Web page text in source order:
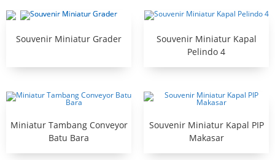
Souvenir Miniatur Grader
Souvenir Miniatur Kapal
Pelindo 4
Miniatur Tambang Conveyor
Batu Bara
Souvenir Miniatur Kapal PIP
Makasar